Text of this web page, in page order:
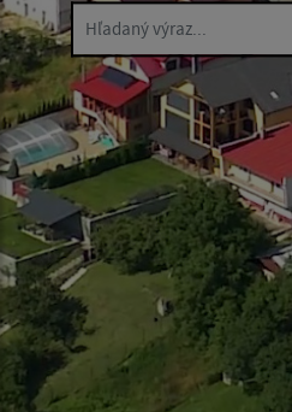
Hľadaný výraz...